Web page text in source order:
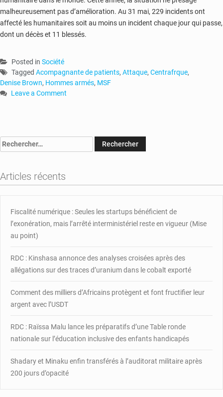
malheureusement pas d’amélioration. Au 31 mai, 229 incidents ont
affecté les humanitaires soit au moins un incident chaque jour qui passe,
dont un décès et 11 blessés.
Posted in Société
Tagged Acompagnante de patients, Attaque, Centrafrque,
Denise Brown, Hommes armés, MSF
Leave a Comment
accompagnante
tuée
par
hommes
Rechercher :
Articles récents
Fiscalité numérique : Seules les startups bénéficient de
l’exonération, mais l’arrêté interministériel reste en vigueur (Mise
au point)
RDC : Kinshasa annonce des analyses croisées après des
allégations sur des traces d’uranium dans le cobalt exporté
Comment des milliers d’Africains protègent et font fructifier leur
argent avec l’USDT
RDC : Raïssa Malu lance les préparatifs d’une Table ronde
nationale sur l’éducation inclusive des enfants handicapés
Shadary et Minaku enfin transférés à l’auditorat militaire après
200 jours d’opacité